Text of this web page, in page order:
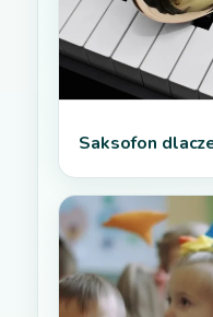
Saksofon